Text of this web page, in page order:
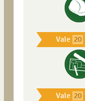
Vale 20
Vale 20